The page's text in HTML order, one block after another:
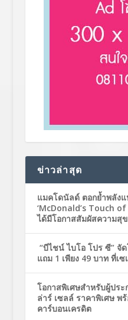
ข่าวล่าสุด
แมคโดนัลด์ ตอกย้ำพลัง
‘McDonald’s Touch
ได้มีโอกาสสัมผัสความสุ
“บีไชน์ ไบโอ โปร ซี” จั
แถม 1 เพียง 49 บาท ที่เซ
โอกาสพิเศษสำหรับผู้ปร
ล่าร์ เซลล์ ราคาพิเศษ พ
คาร์บอนเครดิต